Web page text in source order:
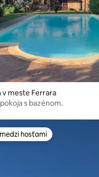
v meste Ferrara
s bazénom.
hosťami
hosťami